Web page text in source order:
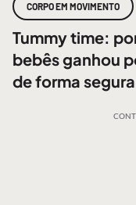
CORPO EM MOVIMENTO
Tummy time:
bebês ganhou
de forma segura